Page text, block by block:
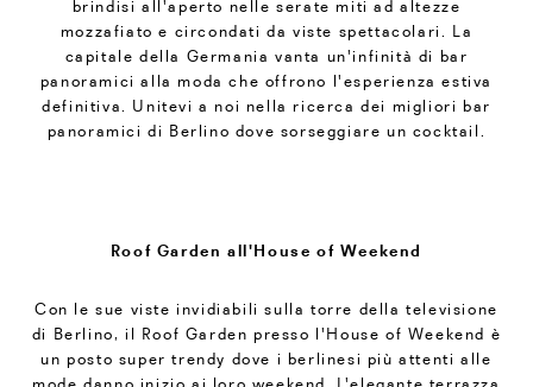
brindisi all'aperto nelle serate miti ad altezze
mozzafiato e circondati da viste spettacolari. La
capitale della Germania vanta un'infinità di bar
panoramici alla moda che offrono l'esperienza estiva
definitiva. Unitevi a noi nella ricerca dei migliori bar
panoramici di Berlino dove sorseggiare un cocktail.
Roof Garden all'House of Weekend
Con le sue viste invidiabili sulla torre della televisione
di Berlino, il Roof Garden presso l'House of Weekend è
un posto super trendy dove i berlinesi più attenti alle